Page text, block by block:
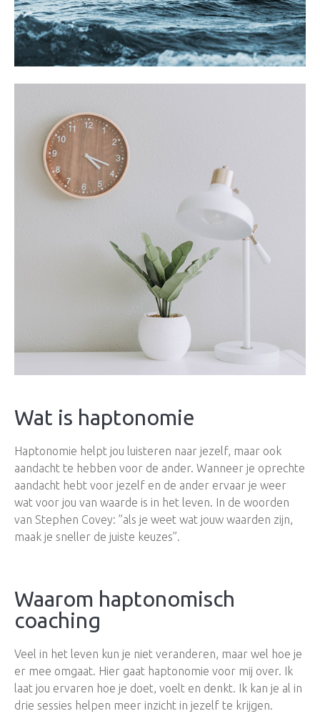
Wat is haptonomie
Haptonomie helpt jou luisteren naar jezelf, maar ook
aandacht te hebben voor de ander. Wanneer je oprechte
aandacht hebt voor jezelf en de ander ervaar je weer
wat voor jou van waarde is in het leven. In de woorden
van Stephen Covey: ”als je weet wat jouw waarden zijn,
maak je sneller de juiste keuzes”.
Waarom haptonomisch
coaching
Veel in het leven kun je niet veranderen, maar wel hoe je
er mee omgaat. Hier gaat haptonomie voor mij over. Ik
laat jou ervaren hoe je doet, voelt en denkt. Ik kan je al in
drie sessies helpen meer inzicht in jezelf te krijgen.